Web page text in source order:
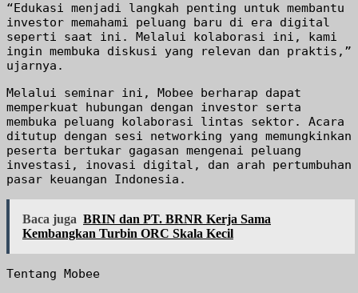
“Edukasi menjadi langkah penting untuk membantu
investor memahami peluang baru di era digital
seperti saat ini. Melalui kolaborasi ini, kami
ingin membuka diskusi yang relevan dan praktis,”
ujarnya.
Melalui seminar ini, Mobee berharap dapat
memperkuat hubungan dengan investor serta
membuka peluang kolaborasi lintas sektor. Acara
ditutup dengan sesi networking yang memungkinkan
peserta bertukar gagasan mengenai peluang
investasi, inovasi digital, dan arah pertumbuhan
pasar keuangan Indonesia.
Baca juga BRIN dan PT. BRNR Kerja Sama
Kembangkan Turbin ORC Skala Kecil
Tentang Mobee